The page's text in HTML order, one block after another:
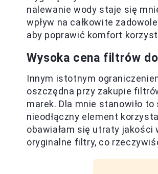
nalewanie wody staje się
wpływ na całkowite
aby poprawić komfort
Wysoka cena filtrów
Innym istotnym
oszczędna przy zakupie
marek. Dla mnie stanowiło
nieodłączny element
obawiałam się utraty jakości
oryginalne filtry, co